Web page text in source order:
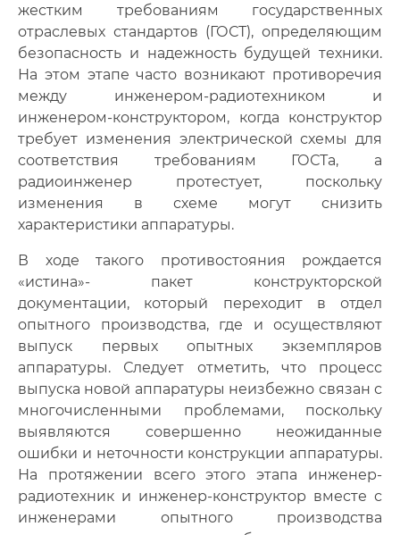
жестким требованиям государственных
отраслевых стандартов (ГОСТ), определяющим
безопасность и надежность будущей техники.
На этом этапе часто возникают противоречия
между инженером-радиотехником и
инженером-конструктором, когда конструктор
требует изменения электрической схемы для
соответствия требованиям ГОСТа, а
радиоинженер протестует, поскольку
изменения в схеме могут снизить
характеристики аппаратуры.
В ходе такого противостояния рождается
«истина»- пакет конструкторской
документации, который переходит в отдел
опытного производства, где и осуществляют
выпуск первых опытных экземпляров
аппаратуры. Следует отметить, что процесс
выпуска новой аппаратуры неизбежно связан с
многочисленными проблемами, поскольку
выявляются совершенно неожиданные
ошибки и неточности конструкции аппаратуры.
На протяжении всего этого этапа инженер-
радиотехник и инженер-конструктор вместе с
инженерами опытного производства